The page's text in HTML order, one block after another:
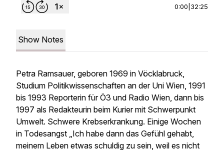
0:00 32:25
Show Notes
Petra Ramsauer, geboren 1969 in Vöcklabruck,
Studium Politikwissenschaften an der Uni Wien, 1991
bis 1993 Reporterin für Ö3 und Radio Wien, dann bis
1997 als Redakteurin beim Kurier mit Schwerpunkt
Umwelt. Schwere Krebserkrankung. Einige Wochen
in Todesangst „Ich habe dann das Gefühl gehabt,
meinem Leben etwas schuldig zu sein, weil es nicht